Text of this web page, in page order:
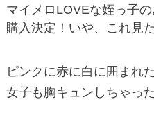
マイメロLOVEな姪っ子
購入決定！いや、これ見
ピンクに赤に白に囲まれ
女子も胸キュンしちゃっ